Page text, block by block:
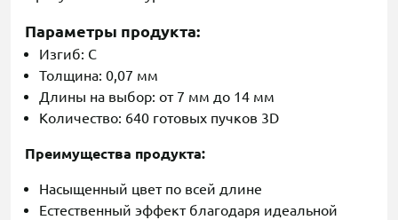
Параметры продукта:
Изгиб: C
Толщина: 0,07 мм
Длины на выбор: от 7 мм до 14 мм
Количество: 640 готовых пучков 3D
Преимущества продукта:
Насыщенный цвет по всей длине
Естественный эффект благодаря идеальной